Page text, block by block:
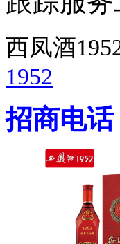
西凤酒
1952
招商电话